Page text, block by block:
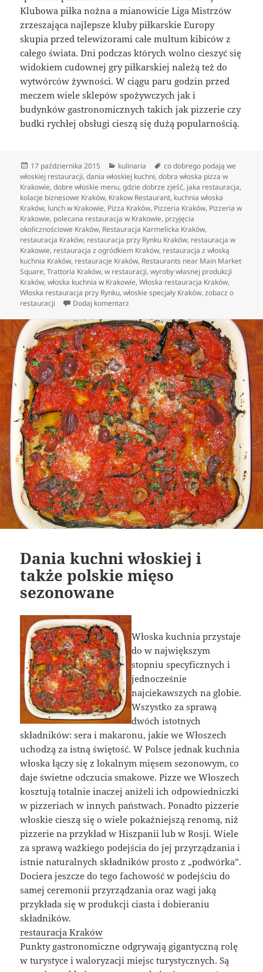
Klubowa piłka nożna a mianowicie Liga Mistrzów
zrzeszająca najlepsze kluby piłkarskie Europy
skupia przed telewizorami całe multum kibiców z
całego świata. Dni podczas których wolno cieszyć się
widokiem cudownej gry piłkarskiej należą też do
wytwórców żywności. W ciągu paru godzin przed
meczem wiele sklepów spożywczych jak i
budynków gastronomicznych takich jak pizzerie czy
budki rychłej obsługi cieszą się dużą popularnością.
Data
publikacji
17 października 2015 Kategorie
kulinaria Tagi
co dobrego podają we
włoskiej restauracji,dania włoskiej kuchni,dobra włoska pizza w
Krakowie,dobre włoskie menu,gdzie dobrze zjeść, jaka restauracja,
kolacje biznesowe Kraków, Krakow Restaurant, kuchnia włoska
Kraków, lunch w Krakowie, Pizza Kraków, Pizzeria Kraków, Pizzeria w
Krakowie, polecana restauracja w Krakowie, przyjęcia
okolicznościowe Kraków, Restauracja Karmelicka Kraków,
restauracja Kraków, restauracja przy Rynku Kraków, restauracja w
Krakowie, restauracja z ogródkiem Kraków, restauracja z włoską
kuchnia Kraków, restauracje Kraków, Restaurants near Main Market
Square,Trattoria Kraków,w restauracji,wyroby własnej produkcji
Kraków,włoska kuchnia w Krakowie,Włoska restauracja Kraków,
Włoska restauracja przy Rynku,włoskie specjały Kraków,zobacz o
restauracji
Dodaj komentarz
Dania kuchni włoskiej i
także polskie mięso
sezonowane
Włoska kuchnia przystaje
do w największym
stopniu specyficznych i
jednocześnie
najciekawszych na globie.
Wszystko za sprawą
dwóch istotnych
składników: sera i makaronu, jakie we Włoszech
uchodzą za istną świętość. W Polsce jednak kuchnia
włoska łączy się z lokalnym mięsem sezonowym, co
daje świetne odczucia smakowe. Pizze we Włoszech
kosztują totalnie inaczej aniżeli ich odpowiedniczki
w pizzeriach w innych państwach. Ponadto pizzerie
włoskie cieszą się o wiele pokaźniejszą renomą, niż
pizzerie na przykład w Hiszpanii lub w Rosji. Wiele
za sprawą ważkiego podejścia do jej przyrządzania i
istnie naturalnych składników prosto z „podwórka”.
Dociera jeszcze do tego fachowość w podejściu do
samej ceremonii przyrządzania oraz wagi jaką
przykłada się w produkcji ciasta i dobieraniu
składników.
restauracja Kraków
Punkty gastronomiczne odgrywają gigantyczną rolę
w turystyce i waloryzacji miejsc turystycznych. Są